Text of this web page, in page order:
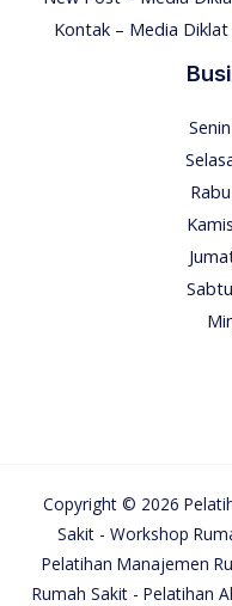
Kontak – Media
Copyright © 2026
Sakit - Workshop
Pelatihan Manajemen
Rumah Sakit - Pelatihan